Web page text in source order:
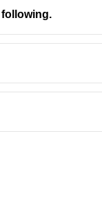
following.